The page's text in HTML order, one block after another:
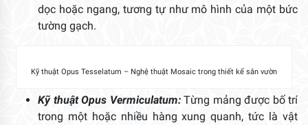
dọc hoặc ngang, tương tự như mô hình của một bức
tường gạch.
Kỹ thuật Opus Tesselatum – Nghệ thuật Mosaic trong thiết kế sân vườn
Kỹ thuật Opus Vermiculatum:Từng mảng được bố trí
trong một hoặc nhiều hàng xung quanh, tức là vật